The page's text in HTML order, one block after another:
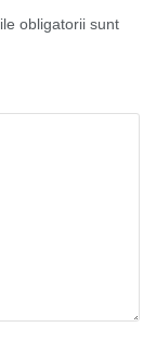
obligatorii sunt